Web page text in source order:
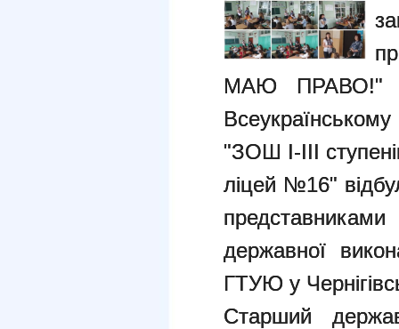
МАЮ ПРАВО!"
"ЗОШ І-ІІІ
ліцей №16"
державної
ГТУЮ у
Старший